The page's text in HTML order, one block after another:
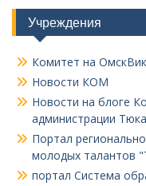
Учреждения
Комитет на
Новости КОМ
Новости на блоге
администрации
Портал
молодых талантов
портал Система